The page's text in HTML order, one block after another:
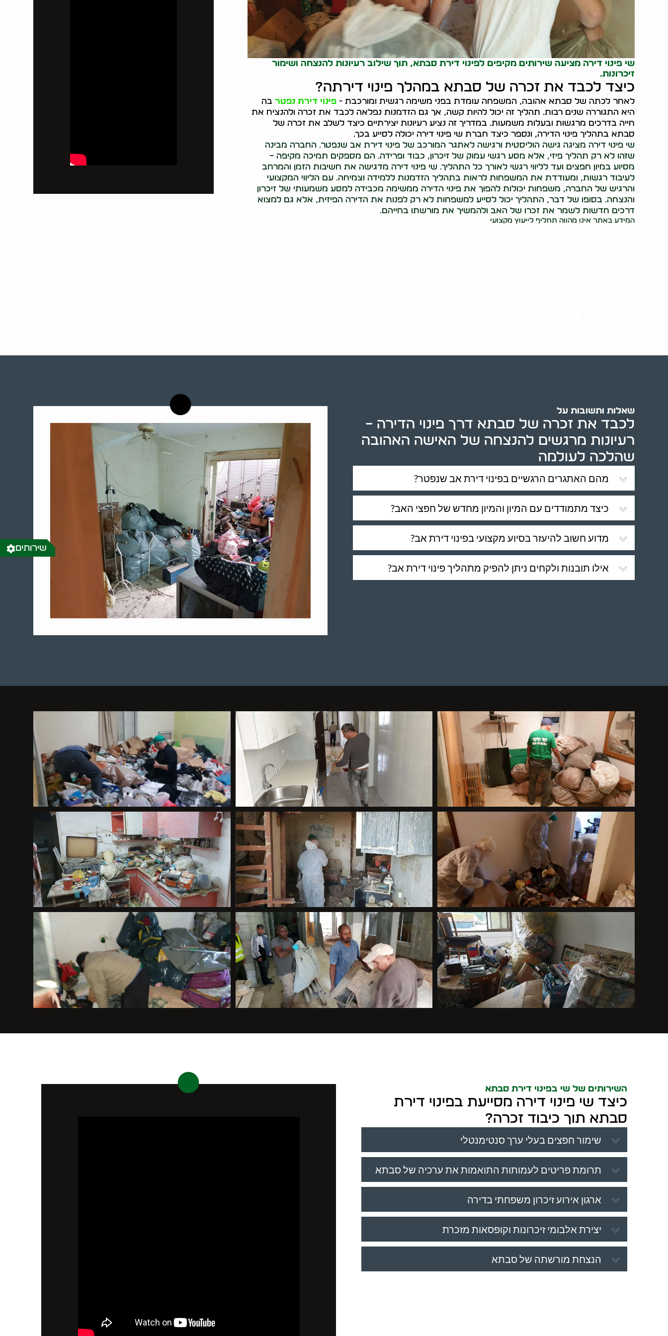
שי פינוי דירה מציעה שירותים מקיפים לפינוי דירת סבתא, תוך שילוב רעיונות להנצחה ושימור
זיכרונות.
כיצד לכבד את זכרה של סבתא במהלך פינוי דירתה?
לאחר לכתה של סבתא אהובה, המשפחה עומדת בפני משימה רגשית ומורכבת -פינוי דירת נפטר בה
היא התגוררה שנים רבות. תהליך זה יכול להיות קשה, אך גם הזדמנות נפלאה לכבד את זכרה ולהנציח את
חייה בדרכים מרגשות ובעלות משמעות. במדריך זה נציע רעיונות יצירתיים כיצד לשלב את זכרה של
סבתא בתהליך פינוי הדירה, ונספר כיצד חברת שי פינוי דירה יכולה לסייע בכך.
שי פינוי דירה מציגה גישה הוליסטית ורגישה לאתגר המורכב של פינוי דירת אב שנפטר. החברה מבינה
שזהו לא רק תהליך פיזי, אלא מסע רגשי עמוק של זיכרון, כבוד ופרידה. הם מספקים תמיכה מקיפה –
מסיוע במיון חפצים ועד לליווי רגשי לאורך כל התהליך. שי פינוי דירה מדגישה את חשיבות הזמן והמרחב
לעיבוד רגשות, ומעודדת את המשפחות לראות בתהליך הזדמנות ללמידה וצמיחה. עם הליווי המקצועי
והרגיש של החברה, משפחות יכולות להפוך את פינוי הדירה ממשימה מכבידה למסע משמעותי של זיכרון
והנצחה. בסופו של דבר, התהליך יכול לסייע למשפחות לא רק לפנות את הדירה הפיזית, אלא גם למצוא
דרכים חדשות לשמר את זכרו של האב ולהמשיך את מורשתו בחייהם.
המידע באתר אינו מהווה תחליף לייעוץ מקצועי
שאלות ותשובות על
לכבד את זכרה של סבתא דרך פינוי הדירה –
רעיונות מרגשים להנצחה של האישה האהובה
שהלכה לעולמה
מהם האתגרים הרגשיים בפינוי דירת אב שנפטר?
כיצד מתמודדים עם המיון והמיון מחדש של חפצי האב?
מדוע חשוב להיעזר בסיוע מקצועי בפינוי דירת אב?
אילו תובנות ולקחים ניתן להפיק מתהליך פינוי דירת אב?
השירותים של שי בפינוי דירת סבתא
כיצד שי פינוי דירה מסייעת בפינוי דירת
סבתא תוך כיבוד זכרה?
שימור חפצים בעלי ערך סנטימנטלי
תרומת פריטים לעמותות התואמות את ערכיה של סבתא
ארגון אירוע זיכרון משפחתי בדירה
יצירת אלבומי זיכרונות וקופסאות מזכרת
הנצחת מורשתה של סבתא
שירותים